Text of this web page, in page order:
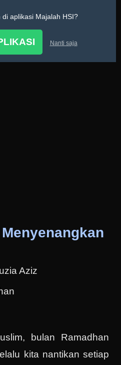
aplikasi Majalah HSI?
Nanti saja
Aziz
bulan Ramadhan
kita nantikan setiap